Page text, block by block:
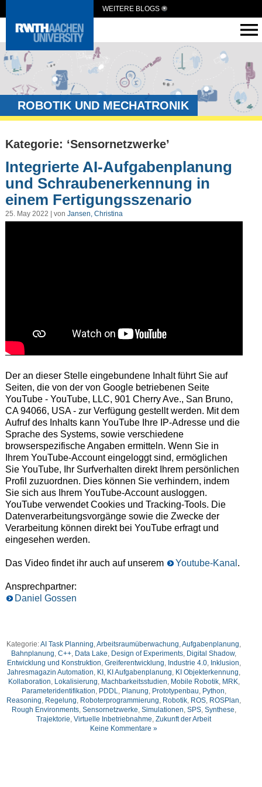
WEITERE BLOGS
ROBOTIK UND MECHATRONIK
Kategorie: ‘Sensornetzwerke’
Integrierte AI-Aufgabenplanung
und Schraubenerkennung in
einem Fertigungsszenario
25. May 2022 | von Jansen, Christina
Der an dieser Stelle eingebundene Inhalt führt Sie auf
Seiten, die von der von Google betriebenen Seite
YouTube - YouTube, LLC, 901 Cherry Ave., San Bruno,
CA 94066, USA - zur Verfügung gestellt werden. Mit dem
Aufruf des Inhalts kann YouTube Ihre IP-Adresse und die
Sprache des Systems, sowie verschiedene
browserspezifische Angaben ermitteln. Wenn Sie in
Ihrem YouTube-Account eingeloggt sind, ermöglichen
Sie YouTube, Ihr Surfverhalten direkt Ihrem persönlichen
Profil zuzuordnen. Dies können Sie verhindern, indem
Sie sich aus Ihrem YouTube-Account ausloggen.
YouTube verwendet Cookies und Tracking-Tools. Die
Datenverarbeitungsvorgänge sowie die Zwecke der
Verarbeitung können direkt bei YouTube erfragt und
eingesehen werden.
Das Video findet ihr auch auf unserem Youtube-Kanal .
Ansprechpartner:
Daniel Gossen
Kategorie:AI Task Planning,Arbeitsraumüberwachung,Aufgabenplanung,
Bahnplanung,C++, Data Lake, Design of Experiments, Digital Shadow,
Entwicklung und Konstruktion, Greiferentwicklung, Industrie 4.0, Inklusion,
Jahresmagazin Automation, KI, KI Aufgabenplanung, KI Objekterkennung,
Kollaboration, Lokalisierung, Machbarkeitsstudien, Mobile Robotik, MRK,
Parameteridentifikation, PDDL, Planung, Prototypenbau, Python,
Reasoning, Regelung, Roboterprogrammierung, Robotik, ROS, ROSPlan,
Rough Environments, Sensornetzwerke, Simulationen, SPS, Synthese,
Trajektorie,Virtuelle Inbetriebnahme,Zukunft der Arbeit
Keine Kommentare »